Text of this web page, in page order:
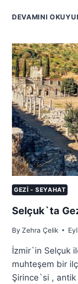
DEVAMINI
GEZI - SEYAHAT
Selçuk`ta
By Zehra Çelik
İzmir`in Selçuk
muhteşem bir
Şirince`si ,